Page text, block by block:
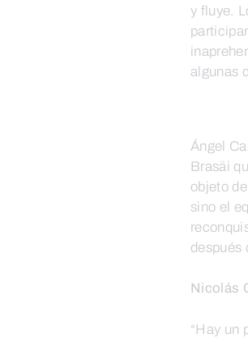
y fluye.
algunas
Ángel
Brasäi
objeto
sino el
después
Nicolás
“Hay un